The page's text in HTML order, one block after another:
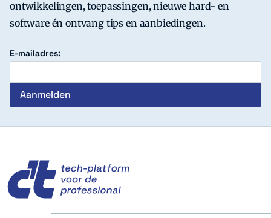
ontwikkelingen, toepassingen, nieuwe hard- en
software én ontvang tips en aanbiedingen.
E-mailadres: